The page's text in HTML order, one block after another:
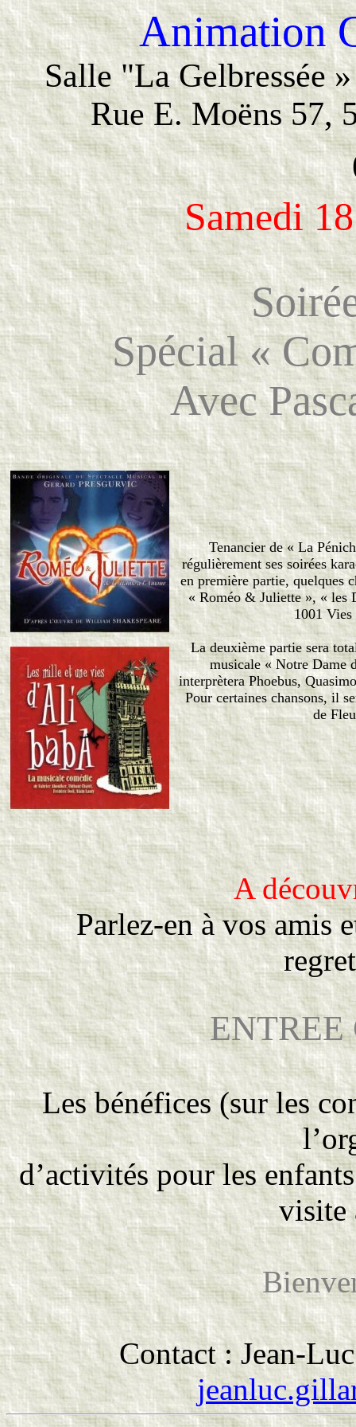
Animation
Salle "La Gelbressée
Rue E. Moëns 57,
Samedi
Spécial «
Avec
Tenancier de « La
régulièrement ses soirées
en première partie, quelques
« Roméo & Juliette », « les
1001
La deuxième partie sera
musicale « Notre Dame
interprètera Phoebus,
Pour certaines chansons, il
de
A
Parlez-en à vos amis
Les bénéfices (sur les
d’activités pour les
visite
Contact : Jean-